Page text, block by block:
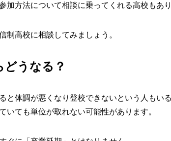
方法について相談に乗ってくれる高校もあり
制高校に相談してみましょう。
うなる？
と体調が悪くなり登校できないという人もいる
いても単位が取れない可能性があります。